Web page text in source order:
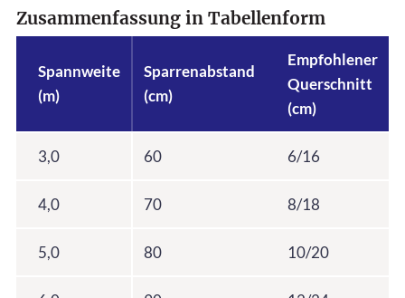
Zusammenfassung in Tabellenform
Spannweite
(m)
Sparrenabstand
(cm)
Empfohlener
Querschnitt
(cm)
3,0 60 6/16
4,0 70 8/18
5,0 80 10/20